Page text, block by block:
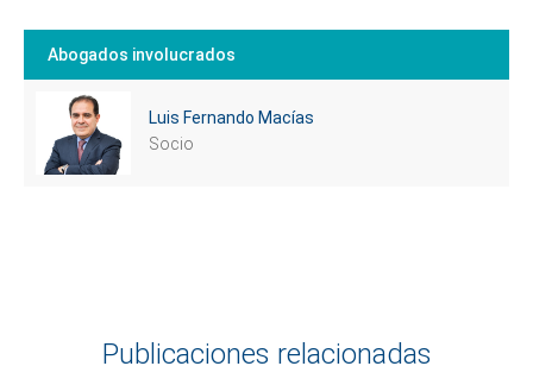
Abogados involucrados
Luis Fernando Macías
Socio
Publicaciones relacionadas